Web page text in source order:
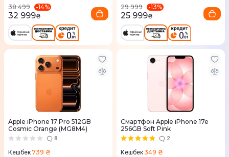
38 499
-14%
32 999₴
29 999
-13%
25 999₴
Apple iPhone 17 Pro 512GB
Cosmic Orange (MG8M4)
8
Кешбек739 ₴
Смартфон Apple iPhone 17e
256GB Soft Pink
2
Кешбек349 ₴